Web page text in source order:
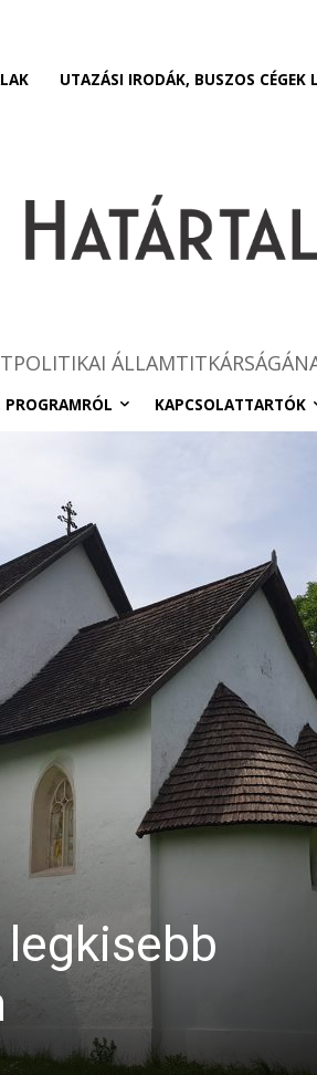
UTAZÁSI IRODÁK, BUSZOS CÉGEK
KAPCSOLATTARTÓK